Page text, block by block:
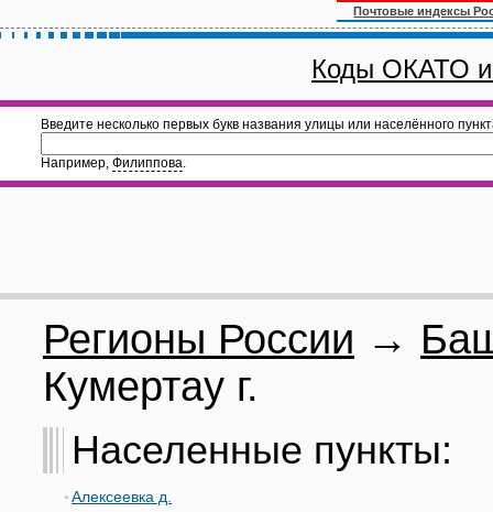
Почтовые индексы
Коды ОКАТО
Введите несколько первых букв названия улицы или населённого
Например, Филиппова.
Регионы России →
Кумертау г.
Населенные пункты:
Алексеевка д.